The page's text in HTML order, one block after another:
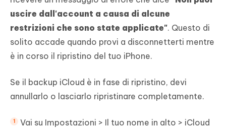
uscire dall'account a causa di alcune
restrizioni che sono state applicate". Questo di
solito accade quando provi a disconnetterti mentre
è in corso il ripristino del tuo iPhone.
Se il backup iCloud è in fase di ripristino, devi
annullarlo o lasciarlo ripristinare completamente.
Vai su Impostazioni > Il tuo nome in alto > iCloud